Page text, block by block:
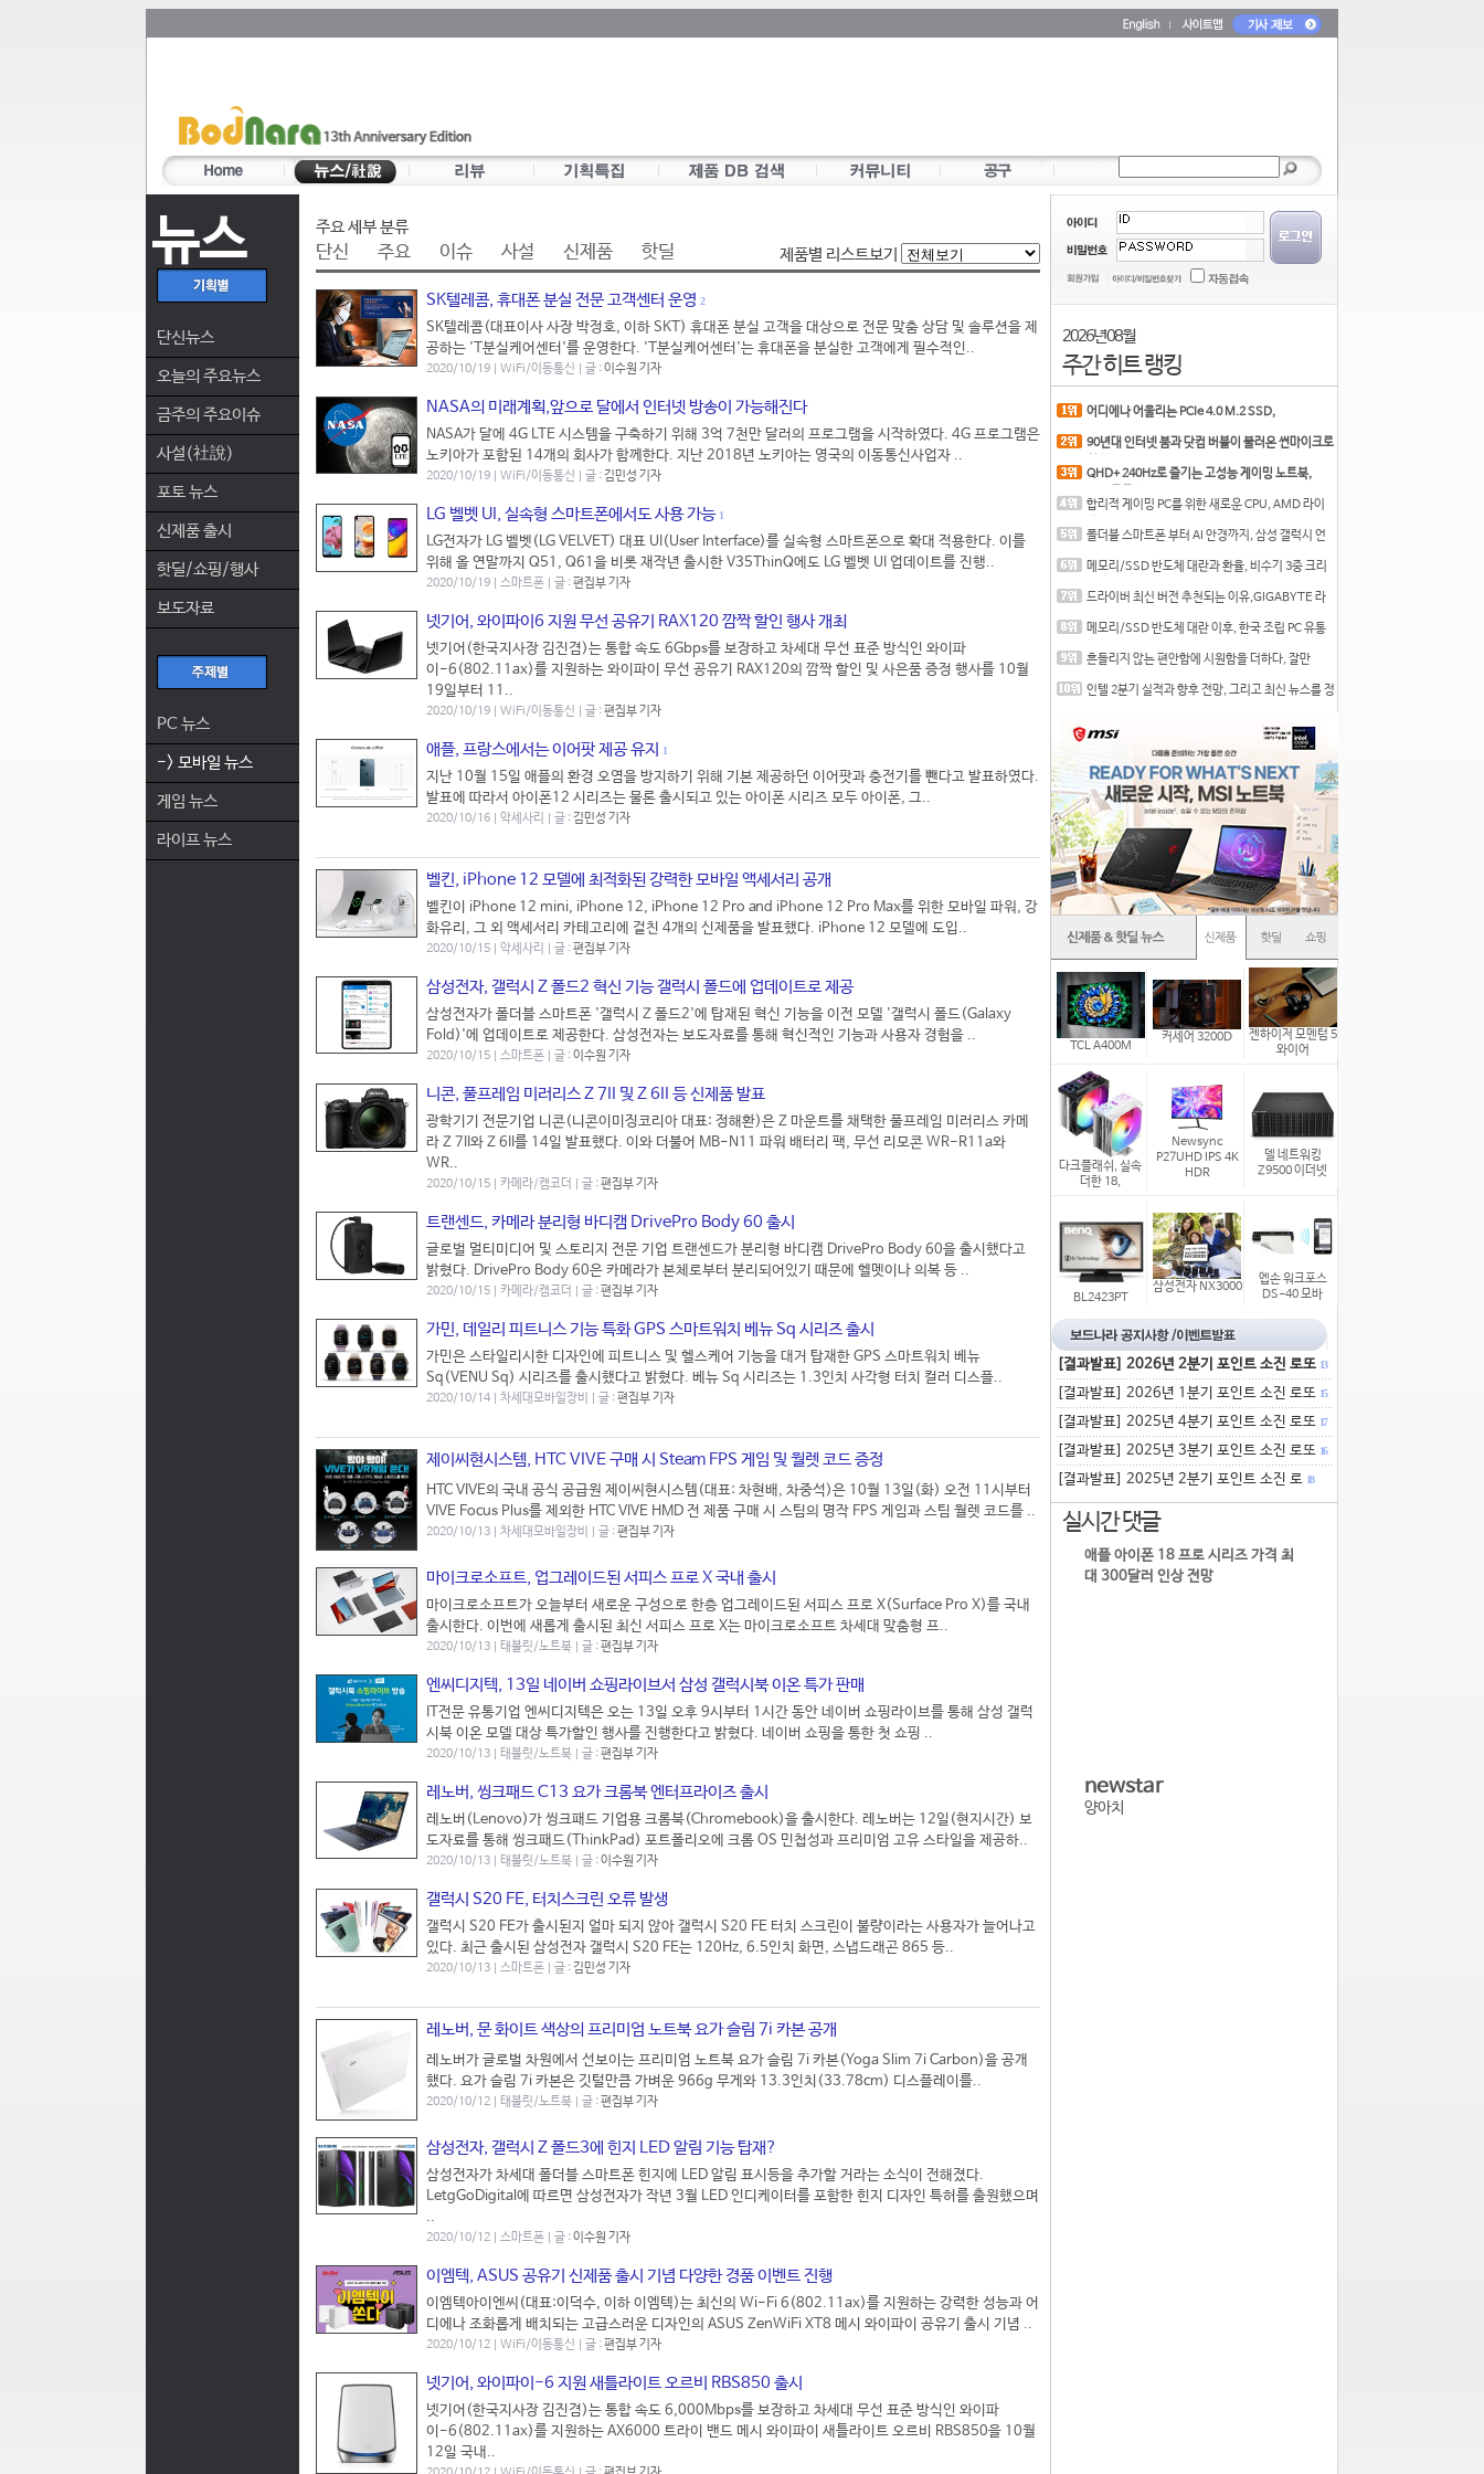
뉴스
단신뉴스
오늘의 주요뉴스
금주의 주요이슈
사설(社說)
포토 뉴스
신제품 출시
핫딜/쇼핑/행사
보도자료
PC 뉴스
-> 모바일 뉴스
게임 뉴스
라이프 뉴스
주요 세부 분류
단신 주요 이슈 사설 신제품 핫딜 제품별 리스트보기
SK텔레콤, 휴대폰 분실 전문 고객센터 운영 2
SK텔레콤(대표이사 사장 박정호, 이하 SKT) 휴대폰 분실 고객을 대상으로 전문 맞춤 상담 및 솔루션을 제
공하는 'T분실케어센터'를 운영한다. 'T분실케어센터'는 휴대폰을 분실한 고객에게 필수적인..
2020/10/19 | WiFi/이동통신 | 글 :이수원 기자
NASA의 미래계획,앞으로 달에서 인터넷 방송이 가능해진다
NASA가 달에 4G LTE 시스템을 구축하기 위해 3억 7천만 달러의 프로그램을 시작하였다. 4G 프로그램은
노키아가 포함된 14개의 회사가 함께한다. 지난 2018년 노키아는 영국의 이동통신사업자 ..
2020/10/19 | WiFi/이동통신 | 글 :김민성 기자
LG 벨벳 UI, 실속형 스마트폰에서도 사용 가능 1
LG전자가 LG 벨벳(LG VELVET) 대표 UI(User Interface)를 실속형 스마트폰으로 확대 적용한다. 이를
위해 올 연말까지 Q51, Q61을 비롯 재작년 출시한 V35ThinQ에도 LG 벨벳 UI 업데이트를 진행..
2020/10/19 | 스마트폰 | 글 :편집부 기자
넷기어, 와이파이6 지원 무선 공유기 RAX120 깜짝 할인 행사 개최
넷기어(한국지사장 김진겸)는 통합 속도 6Gbps를 보장하고 차세대 무선 표준 방식인 와이파
이-6(802.11ax)를 지원하는 와이파이 무선 공유기 RAX120의 깜짝 할인 및 사은품 증정 행사를 10월
19일부터 11..
2020/10/19 | WiFi/이동통신 | 글 :편집부 기자
애플, 프랑스에서는 이어팟 제공 유지 1
지난 10월 15일 애플의 환경 오염을 방지하기 위해 기본 제공하던 이어팟과 충전기를 뺀다고 발표하였다.
발표에 따라서 아이폰12 시리즈는 물론 출시되고 있는 아이폰 시리즈 모두 아이폰, 그..
2020/10/16 | 악세사리 | 글 :김민성 기자
벨킨, iPhone 12 모델에 최적화된 강력한 모바일 액세서리 공개
벨킨이 iPhone 12 mini, iPhone 12, iPhone 12 Pro and iPhone 12 Pro Max를 위한 모바일 파워, 강
화유리, 그 외 액세서리 카테고리에 걸친 4개의 신제품을 발표했다. iPhone 12 모델에 도입..
2020/10/15 | 악세사리 | 글 :편집부 기자
삼성전자, 갤럭시 Z 폴드2 혁신 기능 갤럭시 폴드에 업데이트로 제공
삼성전자가 폴더블 스마트폰 '갤럭시 Z 폴드2'에 탑재된 혁신 기능을 이전 모델 '갤럭시 폴드(Galaxy
Fold)'에 업데이트로 제공한다. 삼성전자는 보도자료를 통해 혁신적인 기능과 사용자 경험을 ..
2020/10/15 | 스마트폰 | 글 :이수원 기자
니콘, 풀프레임 미러리스 Z 7II 및 Z 6II 등 신제품 발표
광학기기 전문기업 니콘(니콘이미징코리아 대표: 정해환)은 Z 마운트를 채택한 풀프레임 미러리스 카메
라 Z 7II와 Z 6II를 14일 발표했다. 이와 더불어 MB-N11 파워 배터리 팩, 무선 리모콘 WR-R11a와
WR..
2020/10/15 | 카메라/캠코더 | 글 :편집부 기자
트랜센드, 카메라 분리형 바디캠 DrivePro Body 60 출시
글로벌 멀티미디어 및 스토리지 전문 기업 트랜센드가 분리형 바디캠 DrivePro Body 60을 출시했다고
밝혔다. DrivePro Body 60은 카메라가 본체로부터 분리되어있기 때문에 헬멧이나 의복 등 ..
2020/10/15 | 카메라/캠코더 | 글 :편집부 기자
가민, 데일리 피트니스 기능 특화 GPS 스마트워치 베뉴 Sq 시리즈 출시
가민은 스타일리시한 디자인에 피트니스 및 헬스케어 기능을 대거 탑재한 GPS 스마트워치 베뉴
Sq(VENU Sq) 시리즈를 출시했다고 밝혔다. 베뉴 Sq 시리즈는 1.3인치 사각형 터치 컬러 디스플..
2020/10/14 | 차세대모바일장비 | 글 :편집부 기자
제이씨현시스템, HTC VIVE 구매 시 Steam FPS 게임 및 월렛 코드 증정
HTC VIVE의 국내 공식 공급원 제이씨현시스템(대표: 차현배, 차중석)은 10월 13일(화) 오전 11시부터
VIVE Focus Plus를 제외한 HTC VIVE HMD 전 제품 구매 시 스팀의 명작 FPS 게임과 스팀 월렛 코드를 ..
2020/10/13 | 차세대모바일장비 | 글 :편집부 기자
마이크로소프트, 업그레이드된 서피스 프로 X 국내 출시
마이크로소프트가 오늘부터 새로운 구성으로 한층 업그레이드된 서피스 프로 X(Surface Pro X)를 국내
출시한다. 이번에 새롭게 출시된 최신 서피스 프로 X는 마이크로소프트 차세대 맞춤형 프..
2020/10/13 | 태블릿/노트북 | 글 :편집부 기자
엔씨디지텍, 13일 네이버 쇼핑라이브서 삼성 갤럭시북 이온 특가 판매
IT전문 유통기업 엔씨디지텍은 오는 13일 오후 9시부터 1시간 동안 네이버 쇼핑라이브를 통해 삼성 갤럭
시북 이온 모델 대상 특가할인 행사를 진행한다고 밝혔다. 네이버 쇼핑을 통한 첫 쇼핑 ..
2020/10/13 | 태블릿/노트북 | 글 :편집부 기자
레노버, 씽크패드 C13 요가 크롬북 엔터프라이즈 출시
레노버(Lenovo)가 씽크패드 기업용 크롬북(Chromebook)을 출시한다. 레노버는 12일(현지시간) 보
도자료를 통해 씽크패드(ThinkPad) 포트폴리오에 크롬 OS 민첩성과 프리미엄 고유 스타일을 제공하..
2020/10/13 | 태블릿/노트북 | 글 :이수원 기자
갤럭시 S20 FE, 터치스크린 오류 발생
갤럭시 S20 FE가 출시된지 얼마 되지 않아 갤럭시 S20 FE 터치 스크린이 불량이라는 사용자가 늘어나고
있다. 최근 출시된 삼성전자 갤럭시 S20 FE는 120Hz, 6.5인치 화면, 스냅드래곤 865 등..
2020/10/13 | 스마트폰 | 글 :김민성 기자
레노버, 문 화이트 색상의 프리미엄 노트북 요가 슬림 7i 카본 공개
레노버가 글로벌 차원에서 선보이는 프리미엄 노트북 요가 슬림 7i 카본(Yoga Slim 7i Carbon)을 공개
했다. 요가 슬림 7i 카본은 깃털만큼 가벼운 966g 무게와 13.3인치(33.78cm) 디스플레이를..
2020/10/12 | 태블릿/노트북 | 글 :편집부 기자
삼성전자, 갤럭시 Z 폴드3에 힌지 LED 알림 기능 탑재?
삼성전자가 차세대 폴더블 스마트폰 힌지에 LED 알림 표시등을 추가할 거라는 소식이 전해졌다.
LetgGoDigital에 따르면 삼성전자가 작년 3월 LED 인디케이터를 포함한 힌지 디자인 특허를 출원했으며
..
2020/10/12 | 스마트폰 | 글 :이수원 기자
이엠텍, ASUS 공유기 신제품 출시 기념 다양한 경품 이벤트 진행
이엠텍아이엔씨(대표:이덕수, 이하 이엠텍)는 최신의 Wi-Fi 6(802.11ax)를 지원하는 강력한 성능과 어
디에나 조화롭게 배치되는 고급스러운 디자인의 ASUS ZenWiFi XT8 메시 와이파이 공유기 출시 기념 ..
2020/10/12 | WiFi/이동통신 | 글 :편집부 기자
넷기어, 와이파이-6 지원 새틀라이트 오르비 RBS850 출시
넷기어(한국지사장 김진겸)는 통합 속도 6,000Mbps를 보장하고 차세대 무선 표준 방식인 와이파
이-6(802.11ax)를 지원하는 AX6000 트라이 밴드 메시 와이파이 새틀라이트 오르비 RBS850을 10월
12일 국내..
2026년 08월
주간 히트 랭킹
어디에나 어울리는 PCIe 4.0 M.2 SSD,
90년대 인터넷 붐과 닷컴 버블이 불러온 썬마이크로
QHD+ 240Hz로 즐기는 고성능 게이밍 노트북,
합리적 게이밍 PC를 위한 새로운 CPU, AMD 라이
폴더블 스마트폰 부터 AI 안경까지, 삼성 갤럭시 언
메모리/SSD 반도체 대란과 환율, 비수기 3중 크리
드라이버 최신 버전 추천되는 이유,GIGABYTE 라
메모리/SSD 반도체 대란 이후, 한국 조립 PC 유통
흔들리지 않는 편안함에 시원함을 더하다, 잘만
인텔 2분기 실적과 향후 전망, 그리고 최신 뉴스를 정
TCL A400M
커세어 3200D
젠하이저 모멘텀 5
와이어
다크플래쉬, 실속
더한 18,
Newsync
P27UHD IPS 4K
HDR
델 네트워킹
Z9500 이더넷
BL2423PT
삼성전자 NX3000
엡손 워크포스
DS-40 모바
[결과발표] 2026년 2분기 포인트 소진 로또 13
[결과발표] 2026년 1분기 포인트 소진 로또 15
[결과발표] 2025년 4분기 포인트 소진 로또 17
[결과발표] 2025년 3분기 포인트 소진 로또 16
[결과발표] 2025년 2분기 포인트 소진 로 18
실시간 댓글
애플 아이폰 18 프로 시리즈 가격 최
대 300달러 인상 전망
newstar
양아치